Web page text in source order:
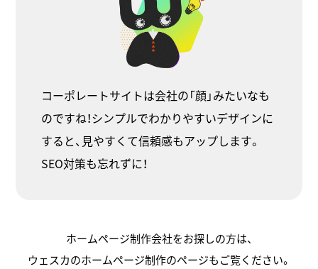
コーポレートサイトは会社の「顔」みたいなも
のですね！シンプルでわかりやすいデザインに
すると、見やすくて信頼感もアップします。
SEO対策も忘れずに！
ホームページ制作会社をお探しの方は、
ウェスカのホームページ制作のページもご覧ください。